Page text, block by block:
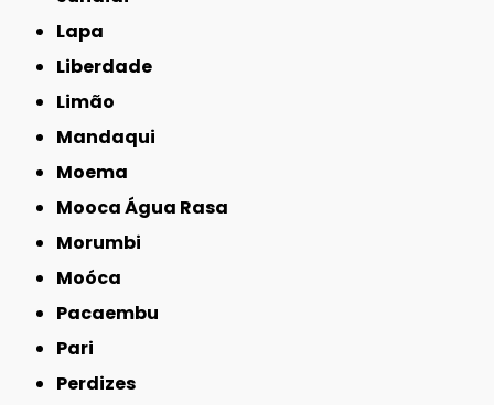
Lapa
Liberdade
Limão
Mandaqui
Moema
Mooca Água Rasa
Morumbi
Moóca
Pacaembu
Pari
Perdizes